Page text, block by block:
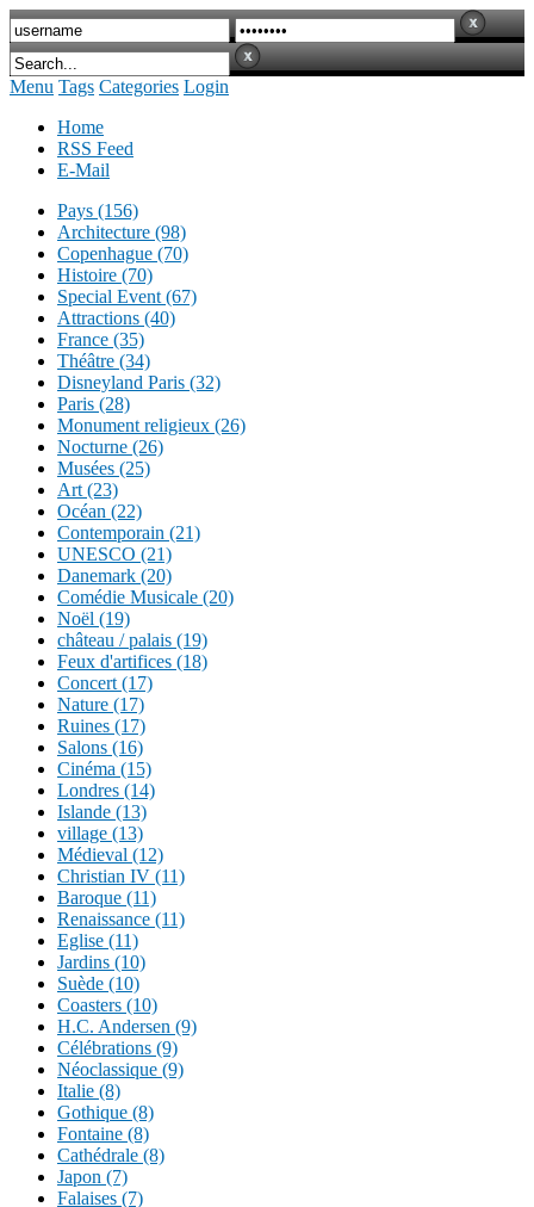
Menu Tags Categories Login
Home
RSS Feed
E-Mail
Pays (156)
Architecture (98)
Copenhague (70)
Histoire (70)
Special Event (67)
Attractions (40)
France (35)
Théâtre (34)
Disneyland Paris (32)
Paris (28)
Monument religieux (26)
Nocturne (26)
Musées (25)
Art (23)
Océan (22)
Contemporain (21)
UNESCO (21)
Danemark (20)
Comédie Musicale (20)
Noël (19)
château / palais (19)
Feux d'artifices (18)
Concert (17)
Nature (17)
Ruines (17)
Salons (16)
Cinéma (15)
Londres (14)
Islande (13)
village (13)
Médieval (12)
Christian IV (11)
Baroque (11)
Renaissance (11)
Eglise (11)
Jardins (10)
Suède (10)
Coasters (10)
H.C. Andersen (9)
Célébrations (9)
Néoclassique (9)
Italie (8)
Gothique (8)
Fontaine (8)
Cathédrale (8)
Japon (7)
Falaises (7)